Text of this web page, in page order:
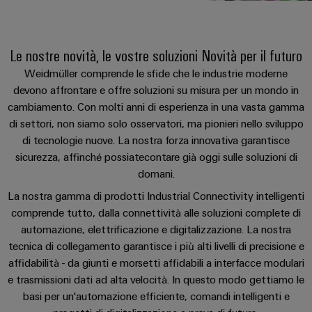
le
soluzioni
possono
essere
sperimentate.
Centro
dati
prodotti
per
dati
-
efficienti,
affidabili
e
scalabili
PUSH
IN
Microgriglie
DC
Edge
computing
OS
Industrial
5G
Single
Pair
connettori
PCB
Sistemi
di
custodie
e
Sistemi
di
inserimento
cavi
e
componenti
consegna
rapida
Consulenza
e
digitale
Consulenza
sulla
connettività
Ingegneria
digitale
Lombardia
Nord
est
Centro
sud
Emilia
Romagna
Canale
distributivo
Distribution
Società
Facts
and
Figures
Sostenibilità
Weidmüller
Human
Resources
Compliance
Sedi
Experience
KEY
26
ALL
SERVICES
Shop online
Le nostre novità, le vostre soluzioni Novità per il futuro
Weidmüller comprende le sfide che le industrie moderne
devono affrontare e offre soluzioni su misura per un mondo in
cambiamento. Con molti anni di esperienza in una vasta gamma
di settori, non siamo solo osservatori, ma pionieri nello sviluppo
di tecnologie nuove. La nostra forza innovativa garantisce
sicurezza, affinché possiatecontare già oggi sulle soluzioni di
domani.
La nostra gamma di prodotti Industrial Connectivity intelligenti
comprende tutto, dalla connettività alle soluzioni complete di
automazione, elettrificazione e digitalizzazione. La nostra
tecnica di collegamento garantisce i più alti livelli di precisione e
affidabilità - da giunti e morsetti affidabili a interfacce modulari
e trasmissioni dati ad alta velocità. In questo modo gettiamo le
basi per un'automazione efficiente, comandi intelligenti e